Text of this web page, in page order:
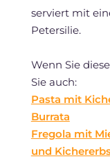
serviert mit
Petersilie.
Wenn Sie
Sie auch:
Pasta mit
Burrata
Fregola mit
und